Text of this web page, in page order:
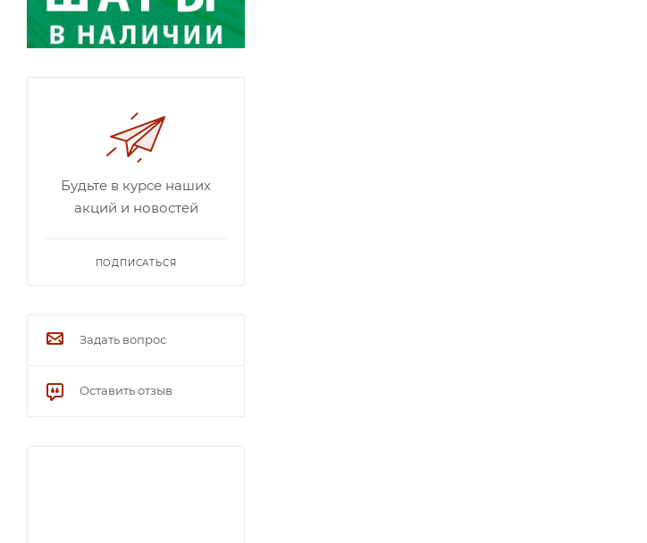
Будьте в курсе наших
акций и новостей
ПОДПИСАТЬСЯ
Задать вопрос
Оставить отзыв